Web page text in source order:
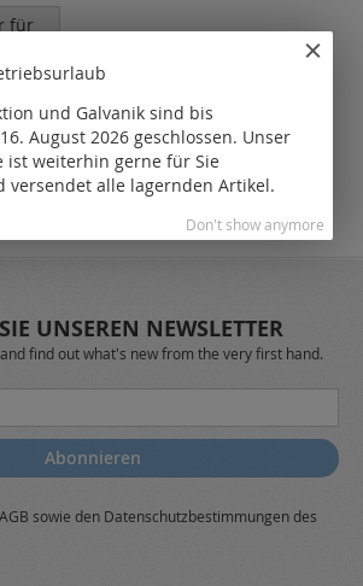
für
UNSEREN NEWSLETTER
find out what's new from the very first hand.
Abonnieren
AGB sowie den Datenschutzbestimmungendes
und Galvanik sind bis
August 2026 geschlossen. Unser
ist weiterhin gerne für Sie
versendet alle lagernden Artikel.
Don't show anymore